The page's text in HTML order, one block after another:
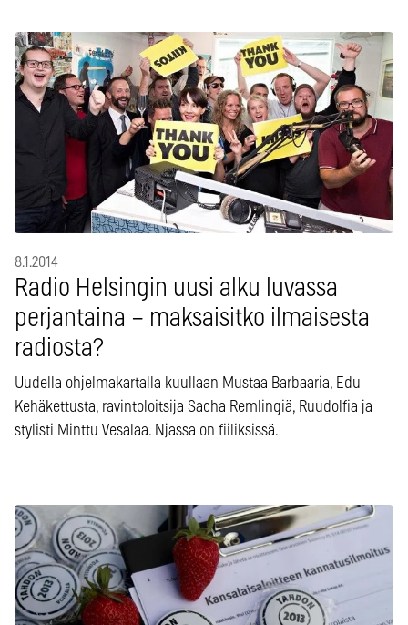
8.1.2014
Radio Helsingin uusi alku luvassa
perjantaina – maksaisitko ilmaisesta
radiosta?
Uudella ohjelmakartalla kuullaan Mustaa Barbaaria, Edu
Kehäkettusta, ravintoloitsija Sacha Remlingiä, Ruudolfia ja
stylisti Minttu Vesalaa. Njassa on fiiliksissä.